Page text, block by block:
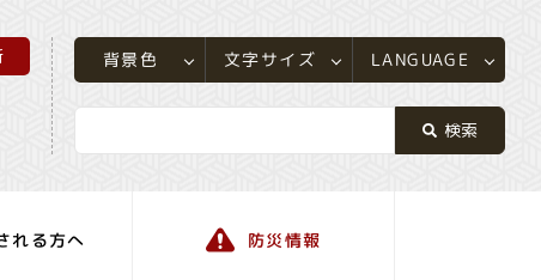
背景色 文字サイズ LANGUAGE
れる方へ 防災情報